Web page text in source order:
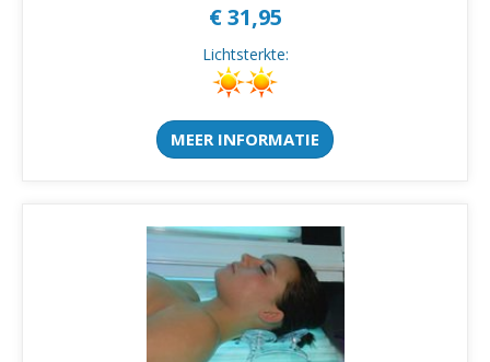
€ 31,95
Lichtsterkte:
MEER INFORMATIE